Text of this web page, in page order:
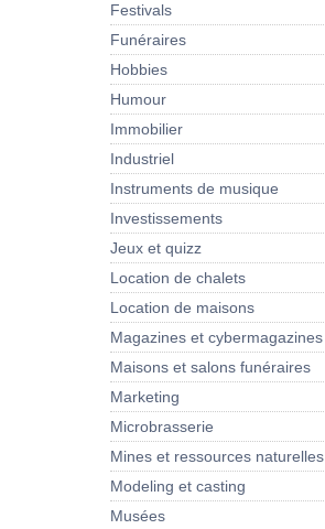
Festivals
Funéraires
Hobbies
Humour
Immobilier
Industriel
Instruments de musique
Investissements
Jeux et quizz
Location de chalets
Location de maisons
Magazines et cybermagazines
Maisons et salons funéraires
Marketing
Microbrasserie
Mines et ressources naturelles
Modeling et casting
Musées